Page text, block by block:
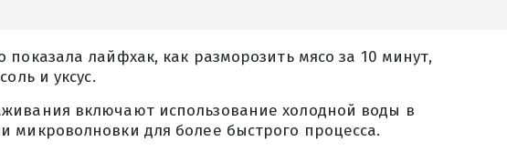
показала лайфхак, как разморозить мясо за 10 минут,
и уксус.
включают использование холодной воды в
микроволновки для более быстрого процесса.